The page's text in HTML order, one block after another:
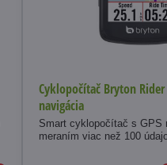
Cyklopočítač Bryton Rider
navigácia
Smart cyklopočítač s GPS
meraním viac než 100